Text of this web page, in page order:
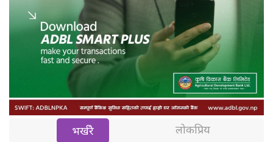
भर्खरै लोकप्रिय